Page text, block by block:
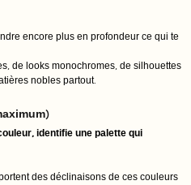
encore plus en profondeur ce qui te
de looks monochromes, de silhouettes
nobles partout.
identifie une palette qui
des déclinaisons de ces couleurs